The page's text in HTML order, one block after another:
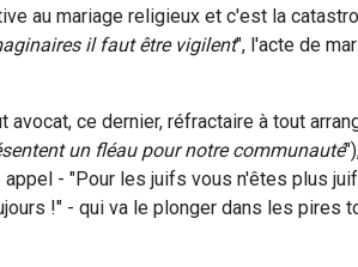
au mariage religieux et c'est la
il faut être vigilent", l'acte de
ce dernier, réfractaire à tout
un fléau pour notre communauté
- "Pour les juifs vous n'êtes plus
!" - qui va le plonger dans les pires